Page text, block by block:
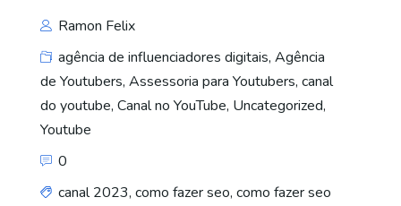
Ramon Felix
agência de influenciadores digitais, Agência
de Youtubers, Assessoria para Youtubers, canal
do youtube, Canal no YouTube, Uncategorized,
Youtube
0
canal 2023, como fazer seo, como fazer seo